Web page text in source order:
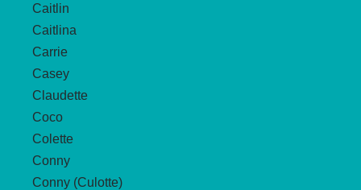
Caitlin
Caitlina
Carrie
Casey
Claudette
Coco
Colette
Conny
Conny (Culotte)